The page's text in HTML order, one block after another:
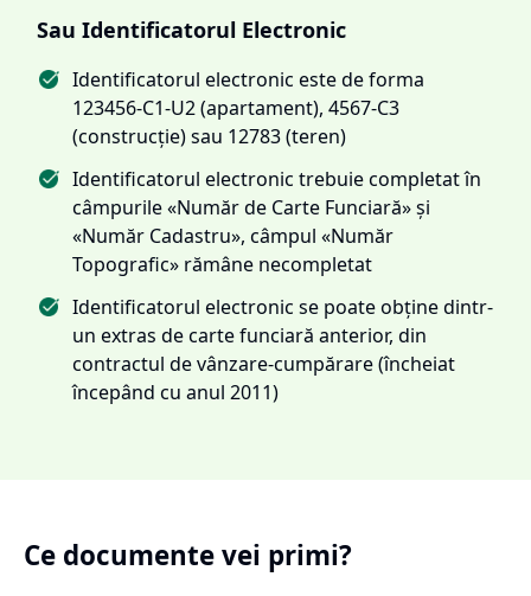
Sau Identificatorul Electronic
Identificatorul electronic este de forma
123456-C1-U2 (apartament), 4567-C3
(construcție) sau 12783 (teren)
Identificatorul electronic trebuie completat în
câmpurile «Număr de Carte Funciară» și
«Număr Cadastru», câmpul «Număr
Topografic» rămâne necompletat
Identificatorul electronic se poate obține dintr-
un extras de carte funciară anterior, din
contractul de vânzare-cumpărare (încheiat
începând cu anul 2011)
Ce documente vei primi?